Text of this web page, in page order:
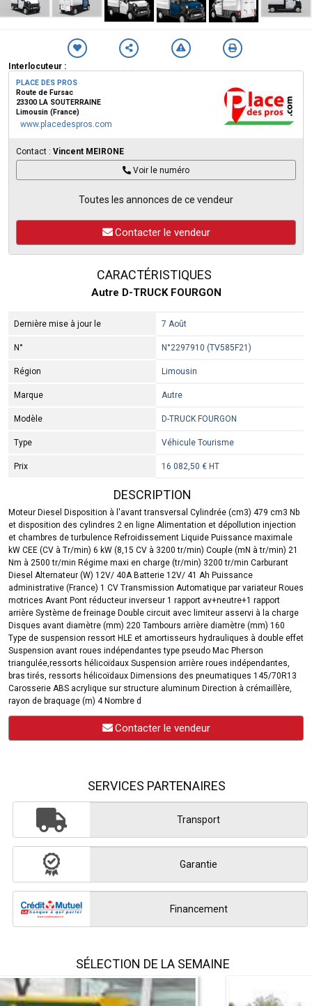
Interlocuteur :
PLACE DES PROS
Route de Fursac
23300 LA SOUTERRAINE
Limousin (France)
www.placedespros.com
Contact : Vincent MEIRONE
Voir le numéro
Toutes les annonces de ce vendeur
Contacter le vendeur
CARACTÉRISTIQUES
Autre D-TRUCK FOURGON
Dernière mise à jour le 7 Août
N° N°2297910 (TV585F21)
Région Limousin
Marque Autre
Modèle D-TRUCK FOURGON
Type Véhicule Tourisme
Prix 16 082,50 € HT
DESCRIPTION
Moteur Diesel Disposition à l'avant transversal Cylindrée (cm3) 479 cm3 Nb
et disposition des cylindres 2 en ligne Alimentation et dépollution injection
et chambres de turbulence Refroidissement Liquide Puissance maximale
kW CEE (CV à Tr/min) 6 kW (8,15 CV à 3200 tr/min) Couple (mN à tr/min) 21
Nm à 2500 tr/min Régime maxi en charge (tr/min) 3200 tr/min Carburant
Diesel Alternateur (W) 12V/ 40A Batterie 12V/ 41 Ah Puissance
administrative (France) 1 CV Transmission Automatique par variateur Roues
motrices Avant Pont réducteur inverseur 1 rapport av+neutre+1 rapport
arrière Système de freinage Double circuit avec limiteur asservi à la charge
Disques avant diamètre (mm) 220 Tambours arrière diamètre (mm) 160
Type de suspension ressort HLE et amortisseurs hydrauliques à double effet
Suspension avant roues indépendantes type pseudo Mac Pherson
triangulée,ressorts hélicoïdaux Suspension arrière roues indépendantes,
bras tirés, ressorts hélicoïdaux Dimensions des pneumatiques 145/70R13
Carosserie ABS acrylique sur structure aluminum Direction à crémaillère,
rayon de braquage (m) 4 Nombre d
Contacter le vendeur
SERVICES PARTENAIRES
Transport
Garantie
Financement
SÉLECTION DE LA SEMAINE